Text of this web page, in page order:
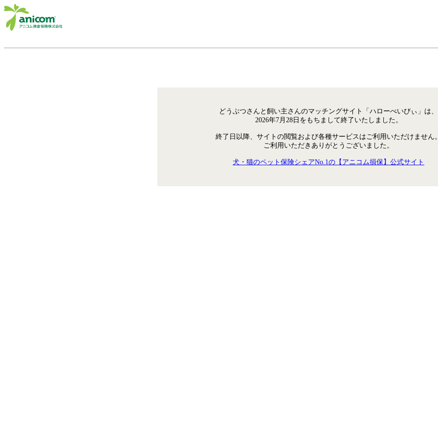
どうぶつさんと飼い主さんのマッチングサイト「ハローべいびぃ」は、
2026年7月28日をもちまして終了いたしました。
終了日以降、サイトの閲覧および各種サービスはご利用いただけません
ご利用いただきありがとうございました。
犬・猫のペット保険シェアNo.1の【アニコム損保】公式サイト